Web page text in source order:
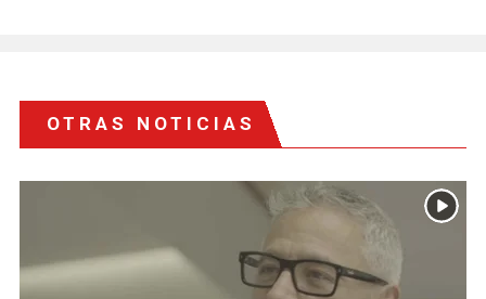
OTRAS NOTICIAS